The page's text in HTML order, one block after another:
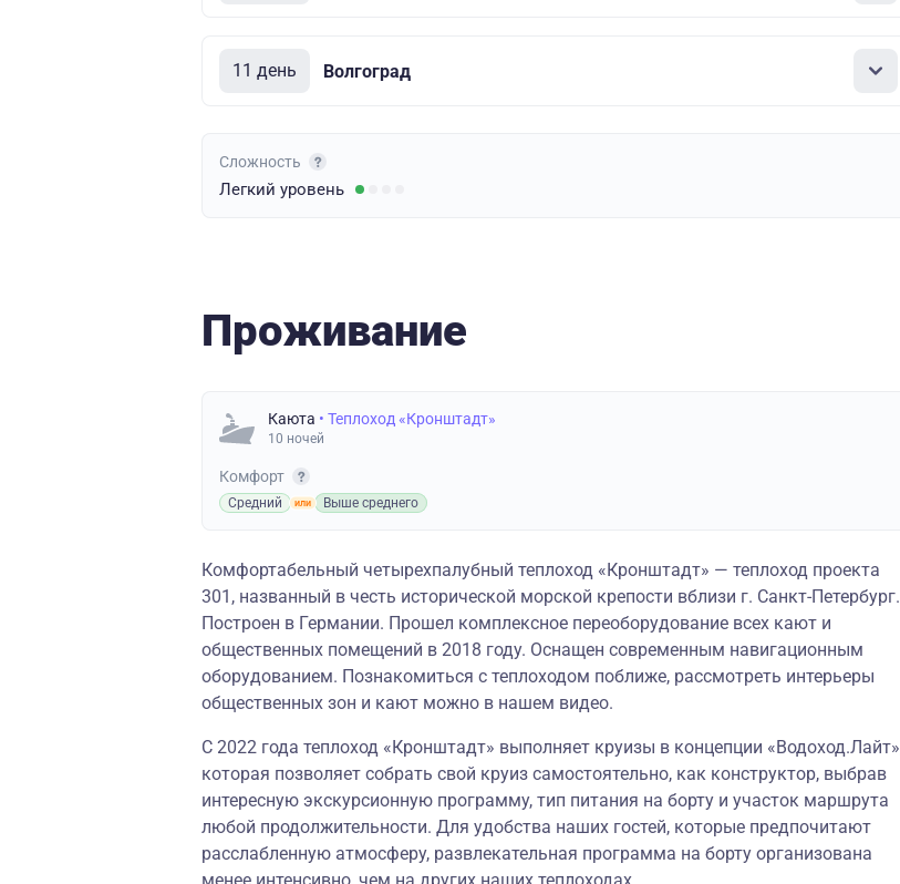
11 день Волгоград
Сложность
Легкий уровень
Проживание
Каюта • Теплоход «Кронштадт»
10 ночей
Комфорт
Средний Выше среднего
Комфортабельный четырехпалубный теплоход «Кронштадт» — теплоход проекта
301, названный в честь исторической морской крепости вблизи г. Санкт-Петербург.
Построен в Германии. Прошел комплексное переоборудование всех кают и
общественных помещений в 2018 году. Оснащен современным навигационным
оборудованием. Познакомиться с теплоходом поближе, рассмотреть интерьеры
общественных зон и кают можно в нашем видео.
С 2022 года теплоход «Кронштадт» выполняет круизы в концепции «Водоход.Лайт»
которая позволяет собрать свой круиз самостоятельно, как конструктор, выбрав
интересную экскурсионную программу, тип питания на борту и участок маршрута
любой продолжительности. Для удобства наших гостей, которые предпочитают
расслабленную атмосферу, развлекательная программа на борту организована